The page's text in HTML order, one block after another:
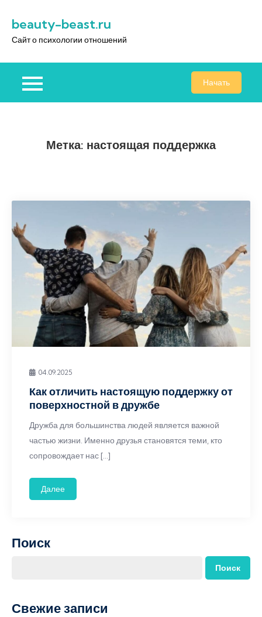
содержимому
beauty-beast.ru
Сайт о психологии отношений
Начать
Метка: настоящая поддержка
04.09.2025
Как отличить настоящую поддержку от
поверхностной в дружбе
Дружба для большинства людей является важной
частью жизни. Именно друзья становятся теми, кто
сопровождает нас […]
Далее
Поиск
Поиск
Свежие записи